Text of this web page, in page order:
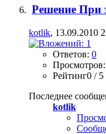
Решение При
kotlik, 13.09.2010
Ответов: 0
Рейтинг0 / 5
Последнее
kotlik